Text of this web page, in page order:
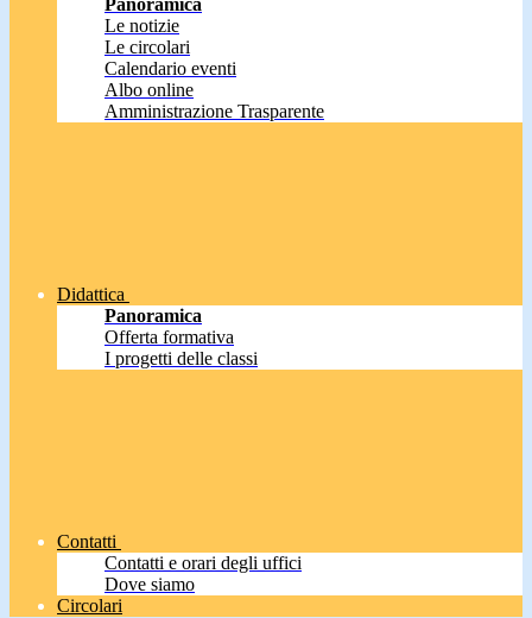
Panoramica
Le notizie
Le circolari
Calendario eventi
Albo online
Amministrazione Trasparente
Didattica
Panoramica
Offerta formativa
I progetti delle classi
Contatti
Contatti e orari degli uffici
Dove siamo
Circolari